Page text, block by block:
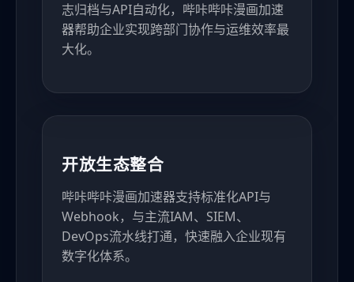
志归档与API自动化，哔咔哔咔漫画加速
器帮助企业实现跨部门协作与运维效率最
大化。
开放生态整合
哔咔哔咔漫画加速器支持标准化API与
Webhook，与主流IAM、SIEM、
DevOps流水线打通，快速融入企业现有
数字化体系。